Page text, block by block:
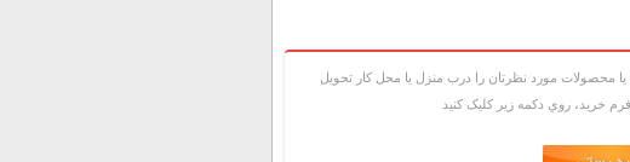
محصولات مورد نظرتان را درب منزل يا محل کار تحويل
خريد، روي دکمه زير کليک کنيد